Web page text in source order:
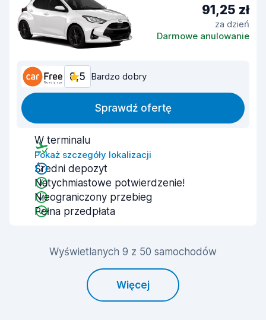
91,25 zł
za dzień
Darmowe anulowanie
8,5 Bardzo dobry
Sprawdź ofertę
W terminalu
Pokaż szczegóły lokalizacji
Średni depozyt
Natychmiastowe potwierdzenie!
Nieograniczony przebieg
Pełna przedpłata
Wyświetlanych 9 z 50 samochodów
Więcej